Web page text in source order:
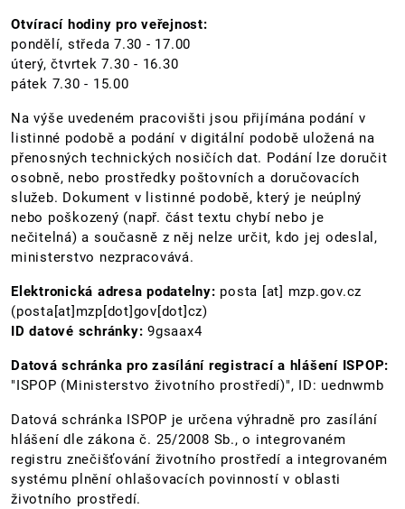
Otvírací hodiny pro veřejnost:
pondělí, středa 7.30 - 17.00
úterý, čtvrtek 7.30 - 16.30
pátek 7.30 - 15.00
Na výše uvedeném pracovišti jsou přijímána podání v
listinné podobě a podání v digitální podobě uložená na
přenosných technických nosičích dat. Podání lze doručit
osobně, nebo prostředky poštovních a doručovacích
služeb. Dokument v listinné podobě, který je neúplný
nebo poškozený (např. část textu chybí nebo je
nečitelná) a současně z něj nelze určit, kdo jej odeslal,
ministerstvo nezpracovává.
Elektronická adresa podatelny: posta [at] mzp.gov.cz
(posta[at]mzp[dot]gov[dot]cz)
ID datové schránky: 9gsaax4
Datová schránka pro zasílání registrací a hlášení ISPOP:
"ISPOP (Ministerstvo životního prostředí)", ID: uednwmb
Datová schránka ISPOP je určena výhradně pro zasílání
hlášení dle zákona č. 25/2008 Sb., o integrovaném
registru znečišťování životního prostředí a integrovaném
systému plnění ohlašovacích povinností v oblasti
životního prostředí.